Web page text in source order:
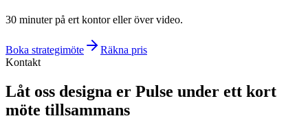
30 minuter på ert kontor eller över video.
Boka strategimöte
Räkna pris
Kontakt
Låt oss designa er Pulse under ett kort
möte tillsammans